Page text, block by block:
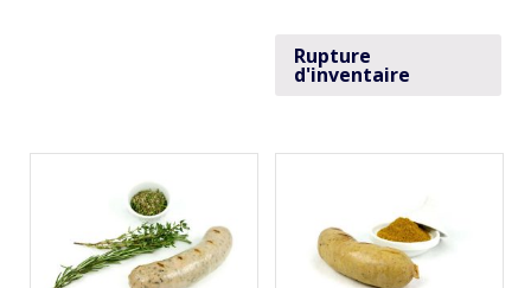
Rupture
d'inventaire